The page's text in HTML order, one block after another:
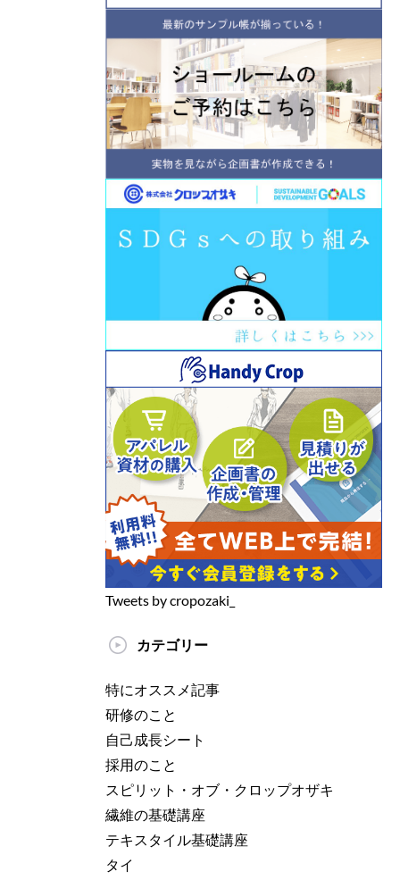
Tweets by cropozaki_
カテゴリー
特にオススメ記事
研修のこと
自己成長シート
採用のこと
スピリット・オブ・クロップオザキ
繊維の基礎講座
テキスタイル基礎講座
タイ